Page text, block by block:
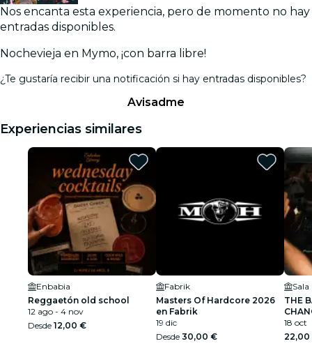
Nos encanta esta experiencia, pero de momento no hay
entradas disponibles.
Nochevieja en Mymo, ¡con barra libre!
¿Te gustaría recibir una notificación si hay entradas disponibles?
Avisadme
Experiencias similares
Enbabia
Reggaetón old school
12 ago - 4 nov
Desde 12,00 €
Fabrik
Masters Of Hardcore 2026
en Fabrik
19 dic
Desde 30,00 €
THE
18 oct
22,00